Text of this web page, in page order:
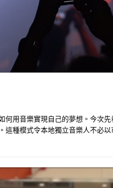
何用音樂實現自己的夢想。今次
這種模式令本地獨立音樂人不必